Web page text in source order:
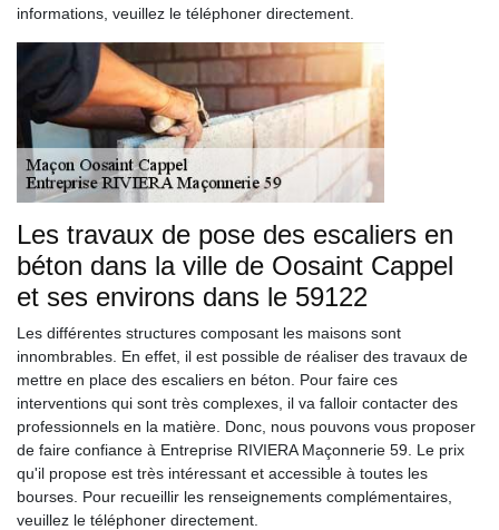
informations, veuillez le téléphoner directement.
Les travaux de pose des escaliers en
béton dans la ville de Oosaint Cappel
et ses environs dans le 59122
Les différentes structures composant les maisons sont
innombrables. En effet, il est possible de réaliser des travaux de
mettre en place des escaliers en béton. Pour faire ces
interventions qui sont très complexes, il va falloir contacter des
professionnels en la matière. Donc, nous pouvons vous proposer
de faire confiance à Entreprise RIVIERA Maçonnerie 59. Le prix
qu'il propose est très intéressant et accessible à toutes les
bourses. Pour recueillir les renseignements complémentaires,
veuillez le téléphoner directement.